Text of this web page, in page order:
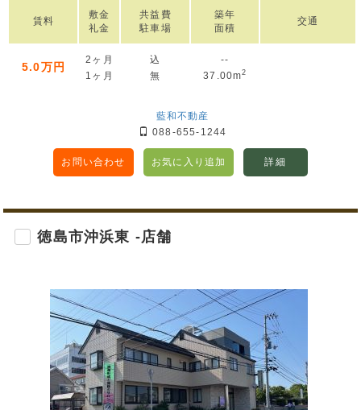
賃料
敷金
礼金
共益費
駐車場
築年
面積
交通
5.0万円
2ヶ月
1ヶ月
込
無
--
37.00m2
藍和不動産
088-655-1244
お問い合わせ お気に入り追加 詳細
徳島市沖浜東 -店舗